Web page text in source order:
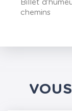
Billet
chemins